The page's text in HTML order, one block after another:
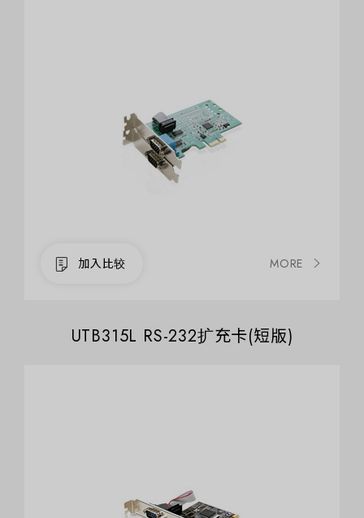
MORE
UTB315L RS-232扩充卡(短版)